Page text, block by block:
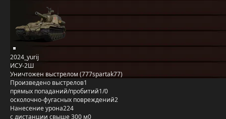
2024_yurij
ИСУ-2Ш
Уничтожен выстрелом (777spartak77)
Произведено выстрелов1
прямых попаданий/пробитий1/0
осколочно-фугасных повреждений2
Нанесение урона224
с дистанции свыше 300 м0